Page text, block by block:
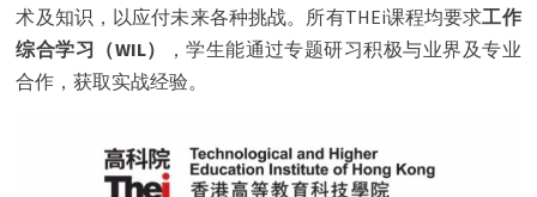
术及知识，以应付未来各种挑战。所有THEi课程均要求工作
综合学习（WIL）
，学生能通过专题研习积极与业界及专业
合作，获取实战经验。